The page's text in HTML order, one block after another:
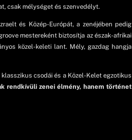
csak mélységet és szenvedélyt.
és Közép-Európát, a zenéjében pedig
mestereként biztosítja az észak-afrikai
közel-keleti lant. Mély, gazdag hangja
csodái és a Közel-Kelet egzotikus
rendkívüli zenei élmény, hanem történet